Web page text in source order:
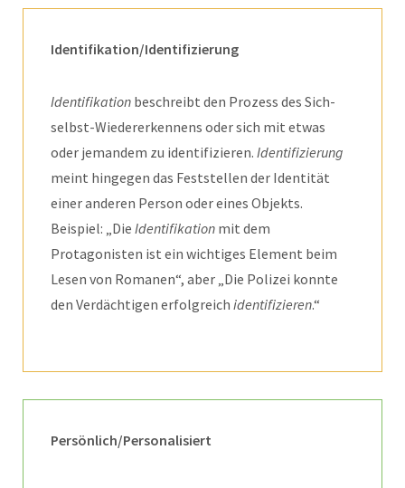
Identifikation/Identifizierung
Identifikation beschreibt den Prozess des Sich-
selbst-Wiedererkennens oder sich mit etwas
oder jemandem zu identifizieren. Identifizierung
meint hingegen das Feststellen der Identität
einer anderen Person oder eines Objekts.
Beispiel: „Die Identifikation mit dem
Protagonisten ist ein wichtiges Element beim
Lesen von Romanen“, aber „Die Polizei konnte
den Verdächtigen erfolgreich identifizieren.“
Persönlich/Personalisiert